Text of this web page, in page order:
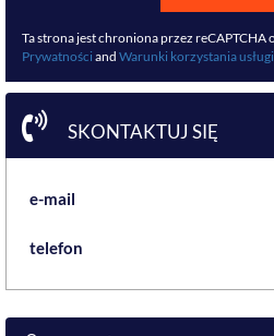
Ta strona jest chroniona przez reCAPTCHA
Prywatności and Warunki korzystania usługi
SKONTAKTUJ SIĘ
e-mail
telefon